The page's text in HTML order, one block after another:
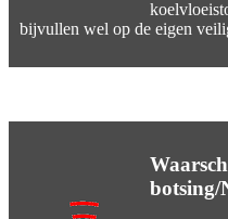
bijvullen wel op de eigen
botsing/